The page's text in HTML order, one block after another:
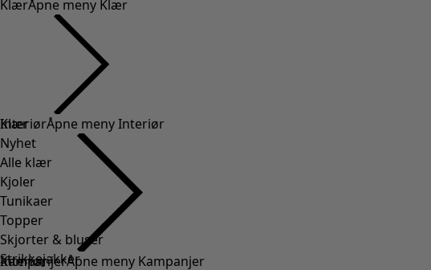
KlærÅpne meny Klær
Klær
Nyhet
Alle klær
Kjoler
Tunikaer
Topper
Skjorter & bluser
Strikkejakker
InteriørÅpne meny Interiør
Interiør
KampanjerÅpne meny Kampanjer